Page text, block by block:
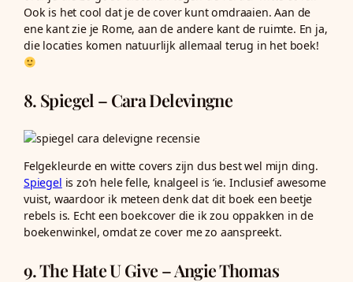
Ook is het cool dat je de cover kunt omdraaien. Aan de
ene kant zie je Rome, aan de andere kant de ruimte. En ja,
die locaties komen natuurlijk allemaal terug in het boek!
8. Spiegel – Cara Delevingne
Felgekleurde en witte covers zijn dus best wel mijn ding.
Spiegel is zo’n hele felle, knalgeel is ‘ie. Inclusief awesome
vuist, waardoor ik meteen denk dat dit boek een beetje
rebels is. Echt een boekcover die ik zou oppakken in de
boekenwinkel, omdat ze cover me zo aanspreekt.
9. The Hate U Give – Angie Thomas